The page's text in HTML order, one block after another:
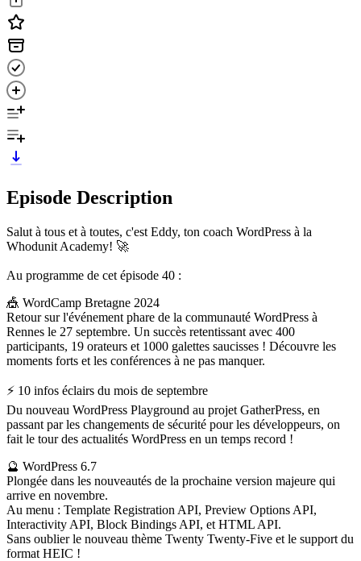
Episode Description
Salut à tous et à toutes, c'est Eddy, ton coach WordPress à la
Whodunit Academy! 🚀
Au programme de cet épisode 40 :
🎪 WordCamp Bretagne 2024
Retour sur l'événement phare de la communauté WordPress à
Rennes le 27 septembre. Un succès retentissant avec 400
participants, 19 orateurs et 1000 galettes saucisses ! Découvre les
moments forts et les conférences à ne pas manquer.
⚡ 10 infos éclairs du mois de septembre
Du nouveau WordPress Playground au projet GatherPress, en
passant par les changements de sécurité pour les développeurs, on
fait le tour des actualités WordPress en un temps record !
🔮 WordPress 6.7
Plongée dans les nouveautés de la prochaine version majeure qui
arrive en novembre.
Au menu : Template Registration API, Preview Options API,
Interactivity API, Block Bindings API, et HTML API.
Sans oublier le nouveau thème Twenty Twenty-Five et le support du
format HEIC !